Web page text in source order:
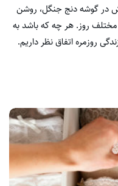
در گوشه دنج جنگل، روشن
مختلف روز. هر چه که باشد به
روزمره اتفاق نظر داریم.